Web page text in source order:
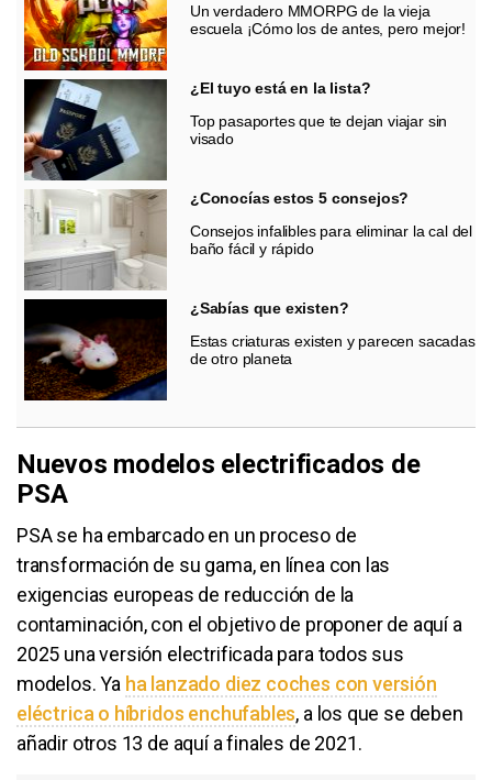
Un verdadero MMORPG de la vieja
escuela ¡Cómo los de antes, pero mejor!
¿El tuyo está en la lista?
Top pasaportes que te dejan viajar sin
visado
¿Conocías estos 5 consejos?
Consejos infalibles para eliminar la cal del
baño fácil y rápido
¿Sabías que existen?
Estas criaturas existen y parecen sacadas
de otro planeta
Nuevos modelos electrificados de
PSA
PSA se ha embarcado en un proceso de
transformación de su gama, en línea con las
exigencias europeas de reducción de la
contaminación, con el objetivo de proponer de aquí a
2025 una versión electrificada para todos sus
modelos. Ya ha lanzado diez coches con versión
eléctrica o híbridos enchufables, a los que se deben
añadir otros 13 de aquí a finales de 2021.